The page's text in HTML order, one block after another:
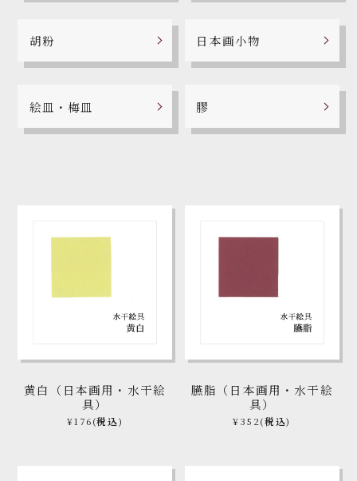
胡粉 日本画小物
絵皿・梅皿 膠
黄白（日本画用・水干絵
具）
¥176(税込)
臙脂（日本画用・水干絵
具）
¥352(税込)